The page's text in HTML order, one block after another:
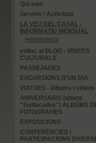
Qui som
Serveis / Activitats
LA VEU DEL CASAL -
INFORMATIU MENSUAL
Hemeroteca
enllaç al BLOG - VISITES
CULTURALS
PASSEJADES
EXCURSIONS D'UN DIA
VIATGES - àlbums i videos
ANIVERSARIS (abans
"Zodiacades") ALBÚMS
FOTOGRAFÍES
EXPOSICIONS
CONFERÈNCIES i
PARTICIPACIONS